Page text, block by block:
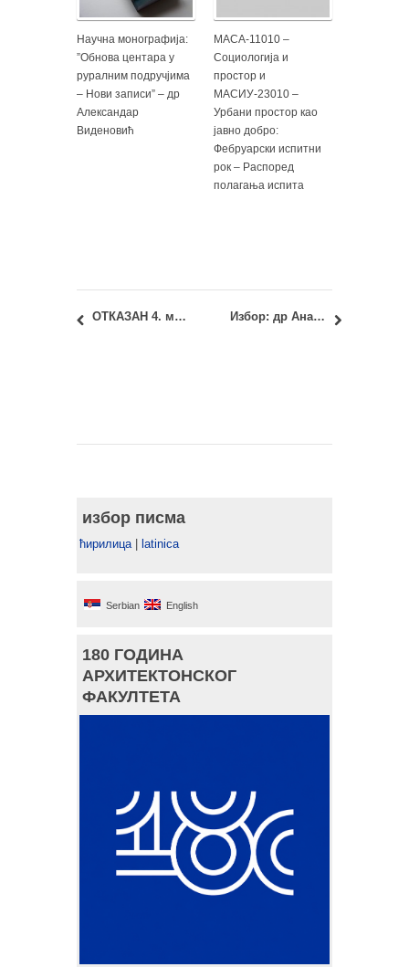
Научна монографија:
”Обнова центара у
руралним подручјима
– Нови записи” – др
Александар
Виденовић
МАСА-11010 –
Социологија и
простор и
МАСИУ-23010 –
Урбани простор као
јавно добро:
Фебруарски испитни
рок – Распоред
полагања испита
ОТКАЗАН 4. међународни конгрес ОДРЖИВА АРХИТЕКТУРА – ЕНЕРГЕТСКА ЕФИКАСНОСТ Избор: др Ана Перић Момчиловић, дипл.инж.арх.
избор писма
ћирилица latinica
Serbian English
180 ГОДИНА
АРХИТЕКТОНСКОГ
ФАКУЛТЕТА